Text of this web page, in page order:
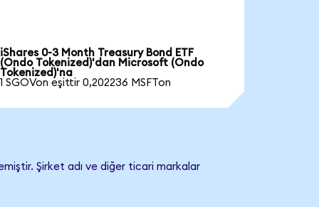
iShares 0-3 Month Treasury Bond ETF
(Ondo Tokenized)'dan Microsoft (Ondo
Tokenized)'na
1 SGOVon eşittir 0,202236 MSFTon
Şirket adı ve diğer ticari markalar